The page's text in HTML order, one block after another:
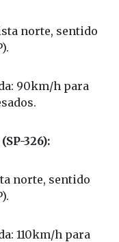
norte, sentido
90km/h para
326):
norte, sentido
110km/h para